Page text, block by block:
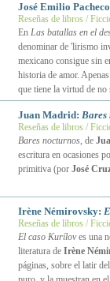
José Emilio
Reseñas de libros /
En Las batallas en el
denominar de 'lirismo
mexicano consigue sin
historia de amor.
que tiene la virtud de
Juan Madrid: Bares
Reseñas de libros /
Bares nocturnos, de
escritura en ocasiones
primitiva (por José
Irène Némirovsky:
Reseñas de libros /
El caso Kuríloves una
literatura de Irène
páginas, sobre el latir